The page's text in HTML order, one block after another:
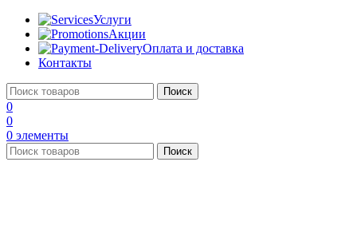
Услуги
Акции
Оплата и доставка
Контакты
Поиск
0
0
0 элементы
Поиск